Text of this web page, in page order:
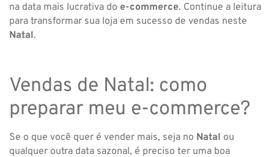
na data mais lucrativa do e-commerce. Continue a leitura
para transformar sua loja em sucesso de vendas neste
Natal.
Vendas de Natal: como
preparar meu e-commerce?
Se o que você quer é vender mais, seja no Natal ou
qualquer outra data sazonal, é preciso ter uma boa